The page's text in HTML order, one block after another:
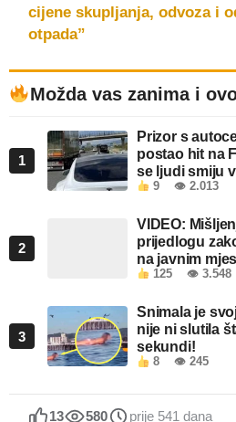
cijene skupljanja, odvoza i
otpada”
Možda vas zanima i
1
Prizor s
postao hit na
se ljudi smiju
9 👁 2.013
2
VIDEO:
prijedlogu
na javnim
objektima u
125 👁 3.548
3
Snimala je
nije ni slutila
sekundi!
8 👁 245
13 580 prije 541 dana